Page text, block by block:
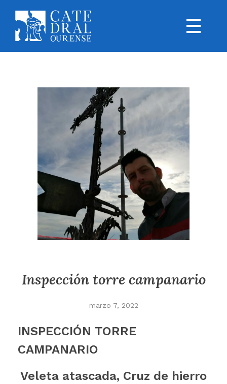
Inspección torre campanario
marzo 7, 2022
INSPECCIÓN TORRE
CAMPANARIO
Veleta atascada, Cruz de hierro